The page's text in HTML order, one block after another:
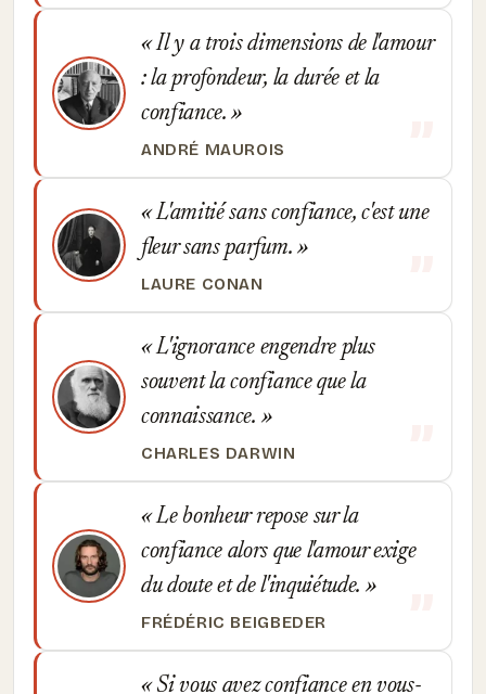
Il y a trois dimensions de l'amour
: la profondeur, la durée et la
confiance.
ANDRÉ MAUROIS
L'amitié sans confiance, c'est une
fleur sans parfum.
LAURE CONAN
L'ignorance engendre plus
souvent la confiance que la
connaissance.
CHARLES DARWIN
Le bonheur repose sur la
confiance alors que l'amour exige
du doute et de l'inquiétude.
FRÉDÉRIC BEIGBEDER
Si vous avez confiance en vous-